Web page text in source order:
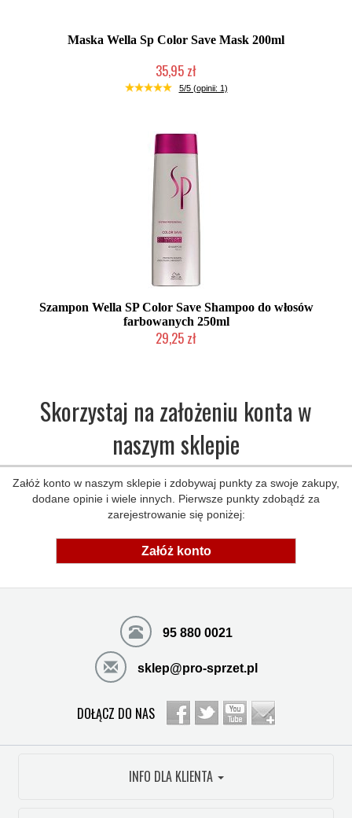
Maska Wella Sp Color Save Mask 200ml
35,95 zł
Chwilowo niedostępny
5/5 (opinii: 1)
Szampon Wella SP Color Save Shampoo do włosów
farbowanych 250ml
29,25 zł
Skorzystaj na założeniu konta w
naszym sklepie
Załóż konto w naszym sklepie i zdobywaj punkty za swoje zakupy,
dodane opinie i wiele innych. Pierwsze punkty zdobądź za
zarejestrowanie się poniżej:
Załóż konto
95 880 0021
sklep@pro-sprzet.pl
DOŁĄCZ DO NAS
INFO DLA KLIENTA